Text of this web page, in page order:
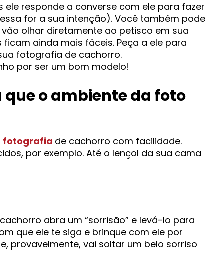
responde a converse com ele para fazer
for a sua intenção). Você também pode
olhar diretamente ao petisco em sua
ainda mais fáceis. Peça a ele para
fotografia de cachorro.
por ser um bom modelo!
que o ambiente da foto
fotografia de cachorro com facilidade.
por exemplo. Até o lençol da sua cama
abra um “sorrisão” e levá-lo para
que ele te siga e brinque com ele por
provavelmente, vai soltar um belo sorriso